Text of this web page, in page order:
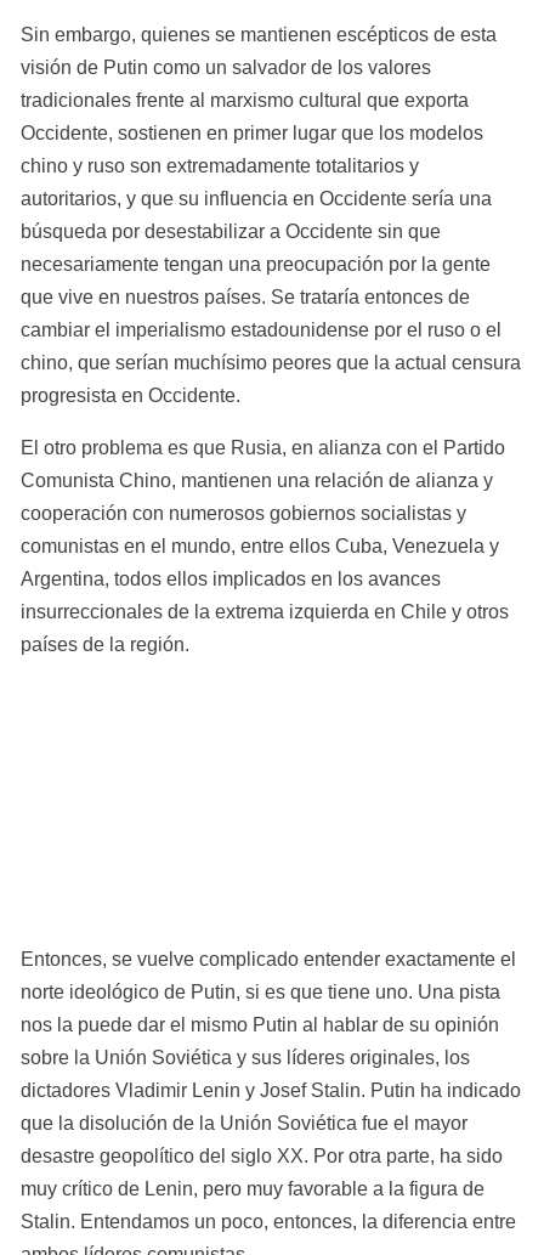
Sin embargo, quienes se mantienen escépticos de esta
visión de Putin como un salvador de los valores
tradicionales frente al marxismo cultural que exporta
Occidente, sostienen en primer lugar que los modelos
chino y ruso son extremadamente totalitarios y
autoritarios, y que su influencia en Occidente sería una
búsqueda por desestabilizar a Occidente sin que
necesariamente tengan una preocupación por la gente
que vive en nuestros países. Se trataría entonces de
cambiar el imperialismo estadounidense por el ruso o el
chino, que serían muchísimo peores que la actual censura
progresista en Occidente.
El otro problema es que Rusia, en alianza con el Partido
Comunista Chino, mantienen una relación de alianza y
cooperación con numerosos gobiernos socialistas y
comunistas en el mundo, entre ellos Cuba, Venezuela y
Argentina, todos ellos implicados en los avances
insurreccionales de la extrema izquierda en Chile y otros
países de la región.
Entonces, se vuelve complicado entender exactamente el
norte ideológico de Putin, si es que tiene uno. Una pista
nos la puede dar el mismo Putin al hablar de su opinión
sobre la Unión Soviética y sus líderes originales, los
dictadores Vladimir Lenin y Josef Stalin. Putin ha indicado
que la disolución de la Unión Soviética fue el mayor
desastre geopolítico del siglo XX. Por otra parte, ha sido
muy crítico de Lenin, pero muy favorable a la figura de
Stalin. Entendamos un poco, entonces, la diferencia entre